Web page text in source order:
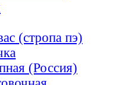
(стропа пэ)
(Россия)